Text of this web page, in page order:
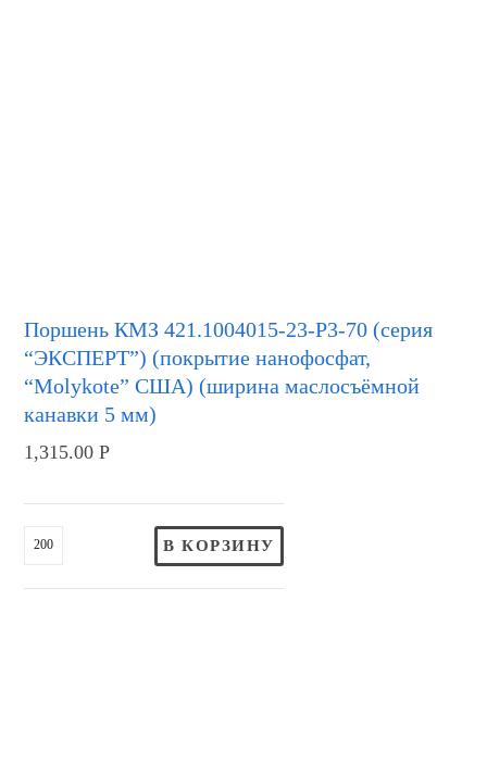
Поршень КМЗ 421.1004015-23-Р3-70 (серия
“ЭКСПЕРТ”) (покрытие нанофосфат,
“Molykote” США) (ширина маслосъёмной
канавки 5 мм)
1,315.00Р
В КОРЗИНУ